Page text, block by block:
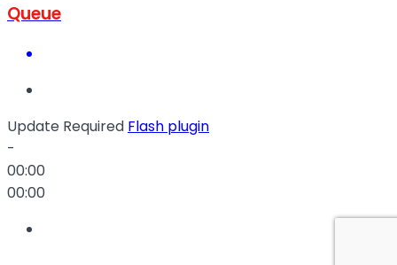
Queue
Update Required Flash plugin
-
00:00
00:00